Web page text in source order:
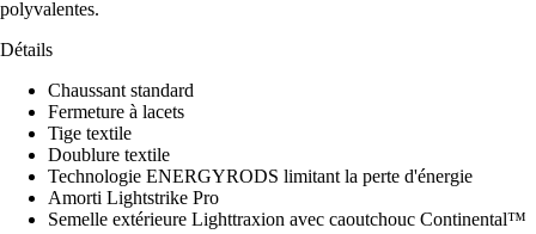
polyvalentes.
Détails
Chaussant standard
Fermeture à lacets
Tige textile
Doublure textile
Technologie ENERGYRODS limitant la perte d'énergie
Amorti Lightstrike Pro
Semelle extérieure Lighttraxion avec caoutchouc Continental™